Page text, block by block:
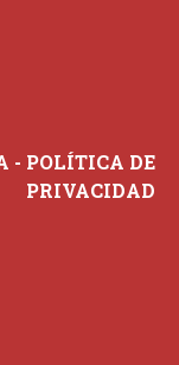
- POLÍTICA DE
PRIVACIDAD